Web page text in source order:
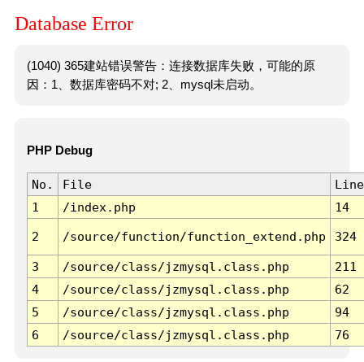
Database Error
(1040) 365建站错误警告：连接数据库失败，可能的原
因：1、数据库密码不对; 2、mysql未启动。
PHP Debug
No. File
Line
1
/index.php 14
2 /source/function/function_extend.php 324
3 /source/class/jzmysql.class.php
211
4
/source/class/jzmysql.class.php
62
5
/source/class/jzmysql.class.php
94
6
/source/class/jzmysql.class.php 76